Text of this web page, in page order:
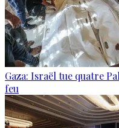
Gaza: Israël tue quatre
feu